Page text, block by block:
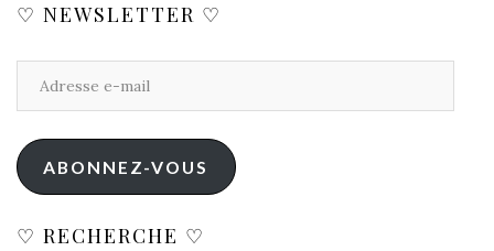
♡ NEWSLETTER ♡
ABONNEZ-VOUS
♡ RECHERCHE ♡